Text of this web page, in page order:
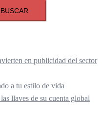
BUSCAR
en publicidad del sector
a tu estilo de vida
llaves de su cuenta global